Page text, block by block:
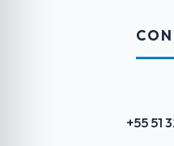
+55 51